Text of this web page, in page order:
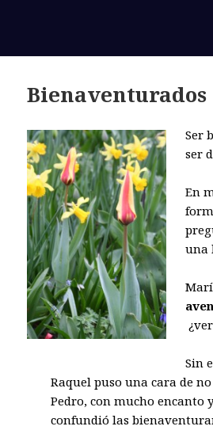
Bienaventurados
Ser
ser
En
una
Sin
Raquel puso una cara de
Pedro, con mucho encanto
confundió las